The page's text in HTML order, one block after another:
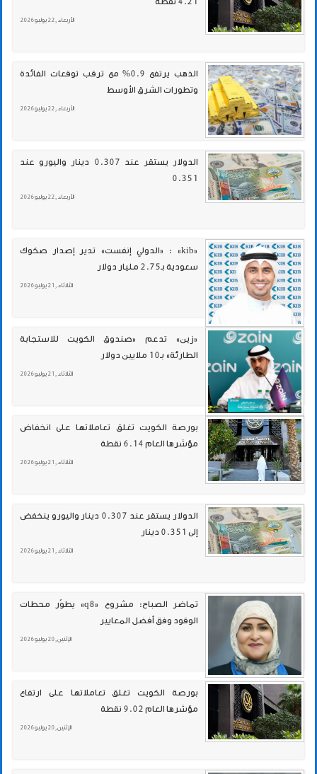
الأربعاء , 22 يوليو 2026
الذهب يرتفع 0.9% مع ترقب توقعات الفائدة
وتطورات الشرق الأوسط
الأربعاء , 22 يوليو 2026
الدولار يستقر عند 0.307 دينار واليورو عند
0.351
الأربعاء , 22 يوليو 2026
«kib» : «الدولي إنفست» تدير إصدار صكوك
سعودية بـ2.75 مليار دولار
الثلاثاء , 21 يوليو 2026
«زين» تدعم «صندوق الكويت للاستجابة
الطارئة» بـ10 ملايين دولار
الثلاثاء , 21 يوليو 2026
بورصة الكويت تغلق تعاملاتها على انخفاض
مؤشرها العام 6.14 نقطة
الثلاثاء , 21 يوليو 2026
الدولار يستقر عند 0.307 دينار واليورو ينخفض
إلى 0.351 دينار
الثلاثاء , 21 يوليو 2026
تماضر الصباح: مشروع «q8» يطوّر محطات
الوقود وفق أفضل المعايير
الإثنين , 20 يوليو 2026
بورصة الكويت تغلق تعاملاتها على ارتفاع
مؤشرها العام 9.02 نقطة
الإثنين , 20 يوليو 2026